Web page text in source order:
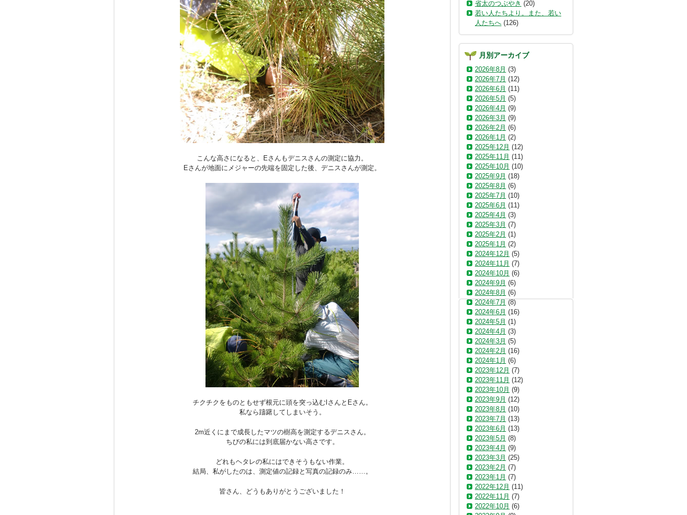
こんな高さになると、Eさんもデニスさんの測定に協力。
Eさんが地面にメジャーの先端を固定した後、デニスさんが測定。
チクチクをものともせず根元に頭を突っ込むIさんとEさん。
私なら躊躇してしまいそう。
2m近くにまで成長したマツの樹高を測定するデニスさん。
ちびの私には到底届かない高さです。
どれもヘタレの私にはできそうもない作業。
結局、私がしたのは、測定値の記録と写真の記録のみ……。
皆さん、どうもありがとうございました！
省太のつぶやき (20)
若い人たちより。また、若い
人たちへ (126)
月別アーカイブ
2026年8月 (3)
2026年7月 (12)
2026年6月 (11)
2026年5月 (5)
2026年4月 (9)
2026年3月 (9)
2026年2月 (6)
2026年1月 (2)
2025年12月 (12)
2025年11月 (11)
2025年10月 (10)
2025年9月 (18)
2025年8月 (6)
2025年7月 (10)
2025年6月 (11)
2025年4月 (3)
2025年3月 (7)
2025年2月 (1)
2025年1月 (2)
2024年12月 (5)
2024年11月 (7)
2024年10月 (6)
2024年9月 (6)
2024年8月 (6)
2024年7月 (8)
2024年6月 (16)
2024年5月 (1)
2024年4月 (3)
2024年3月 (5)
2024年2月 (16)
2024年1月 (6)
2023年12月 (7)
2023年11月 (12)
2023年10月 (9)
2023年9月 (12)
2023年8月 (10)
2023年7月 (13)
2023年6月 (13)
2023年5月 (8)
2023年4月 (9)
2023年3月 (25)
2023年2月 (7)
2023年1月 (7)
2022年12月 (11)
2022年11月 (7)
2022年10月 (6)